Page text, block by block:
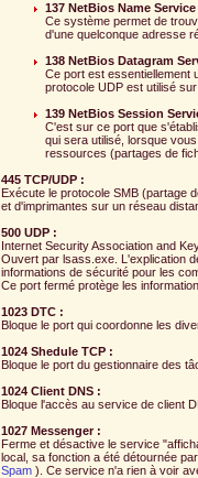
137 NetBios Name
Ce système permet de
d'une quelconque adresse
138 NetBios Datagram
Ce port est essentiellement
protocole UDP est utilisé
139 NetBios Session
C'est sur ce port que
qui sera utilisé, lorsque
ressources (partages de
445 TCP/UDP :
Exécute le protocole SMB (partage
et d'imprimantes sur un réseau
500 UDP :
Internet Security Association and
Ouvert par lsass.exe. L'explication
informations de sécurité pour les
Ce port fermé protège les
1023 DTC :
Bloque le port qui coordonne les
1024 Shedule TCP :
Bloque le port du gestionnaire des
1024 Client DNS :
Bloque l'accès au service de client
1027 Messenger :
Ferme et désactive le service
local, sa fonction a été détournée
Spam ). Ce service n'a rien à voir